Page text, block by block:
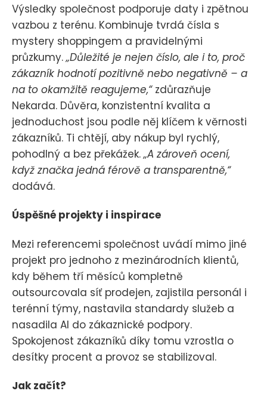
Výsledky společnost podporuje daty i zpětnou
vazbou z terénu. Kombinuje tvrdá čísla s
mystery shoppingem a pravidelnými
průzkumy.„Důležité je nejen číslo, ale i to, proč
zákazník hodnotí pozitivně nebo negativně – a
na to okamžitě reagujeme,“zdůrazňuje
Nekarda. Důvěra, konzistentní kvalita a
jednoduchost jsou podle něj klíčem k věrnosti
zákazníků. Ti chtějí, aby nákup byl rychlý,
pohodlný a bez překážek.„A zároveň ocení,
když značka jedná férově a transparentně,“
dodává.
Úspěšné projekty i inspirace
Mezi referencemi společnost uvádí mimo jiné
projekt pro jednoho z mezinárodních klientů,
kdy během tří měsíců kompletně
outsourcovala síť prodejen, zajistila personál i
terénní týmy, nastavila standardy služeb a
nasadila AI do zákaznické podpory.
Spokojenost zákazníků díky tomu vzrostla o
desítky procent a provoz se stabilizoval.
Jak začít?